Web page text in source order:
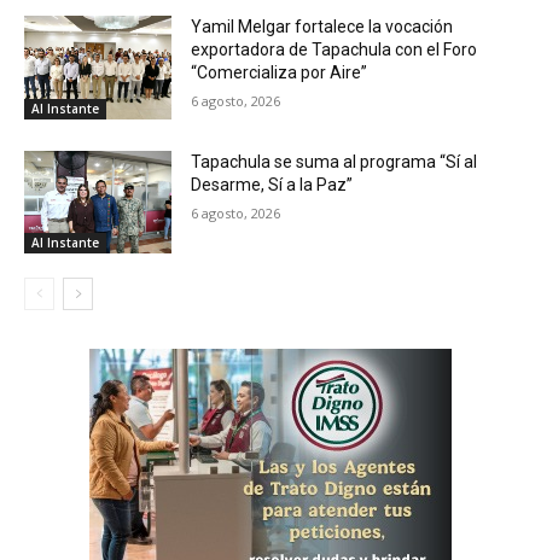
Al Instante
Yamil Melgar fortalece la vocación
exportadora de Tapachula con el Foro
“Comercializa por Aire”
6 agosto, 2026
Al Instante
Tapachula se suma al programa “Sí al
Desarme, Sí a la Paz”
6 agosto, 2026